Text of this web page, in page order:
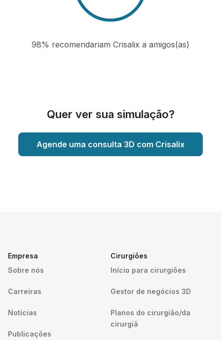
98% recomendariam Crisalix a amigos(as)
Quer ver sua simulação?
Agende uma consulta 3D com Crisalix
Empresa
Sobre nós
Carreiras
Notícias
Publicações
Cirurgiões
Início para cirurgiões
Gestor de negócios 3D
Planos do cirurgião/da
cirurgiã